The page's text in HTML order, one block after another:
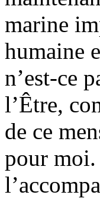
marine
humaine
n’est-ce
l’Être,
de ce
pour moi.